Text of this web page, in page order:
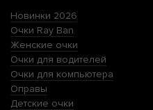
Новинки 2026
Очки Ray Ban
Женские очки
Очки для водителей
Очки для компьютера
Оправы
Детские очки